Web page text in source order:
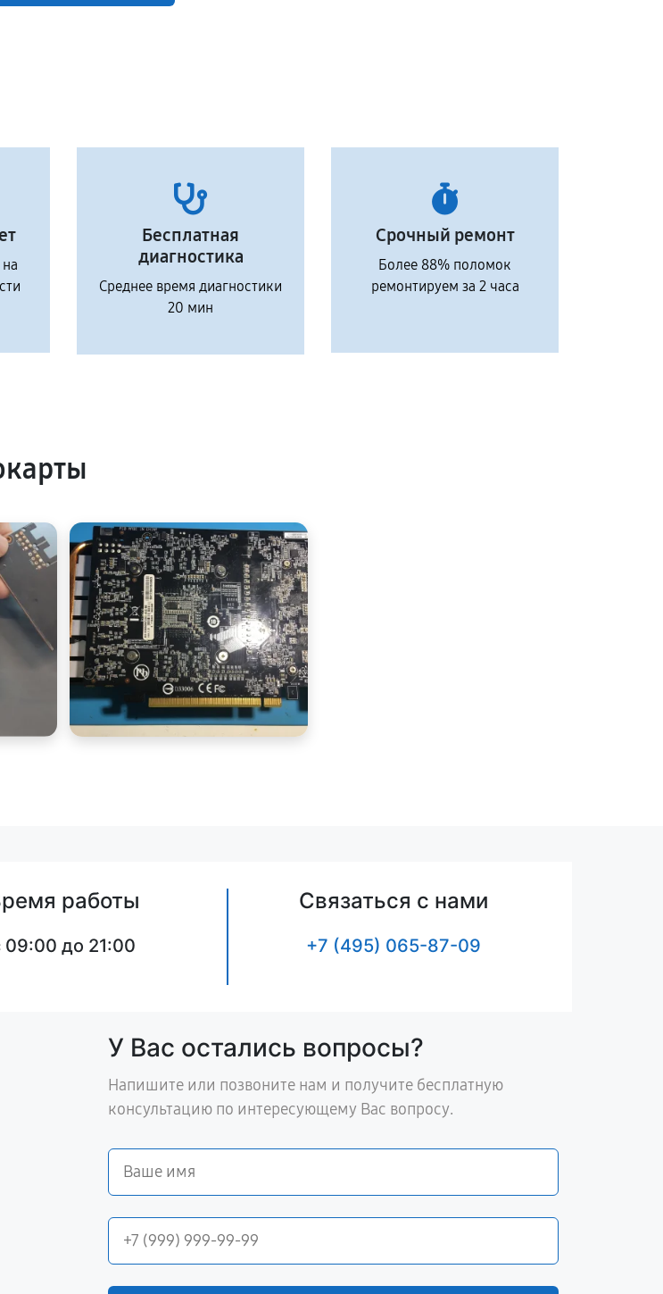
Бесплатная
диагностика
Среднее время диагностики
20 мин
Срочный ремонт
Более 88% поломок
ремонтируем за 2 часа
работы
09:00 до 21:00
Связаться с нами
+7 (495) 065-87-09
У Вас остались вопросы?
Напишите или позвоните нам и получите бесплатную
консультацию по интересующему Вас вопросу.